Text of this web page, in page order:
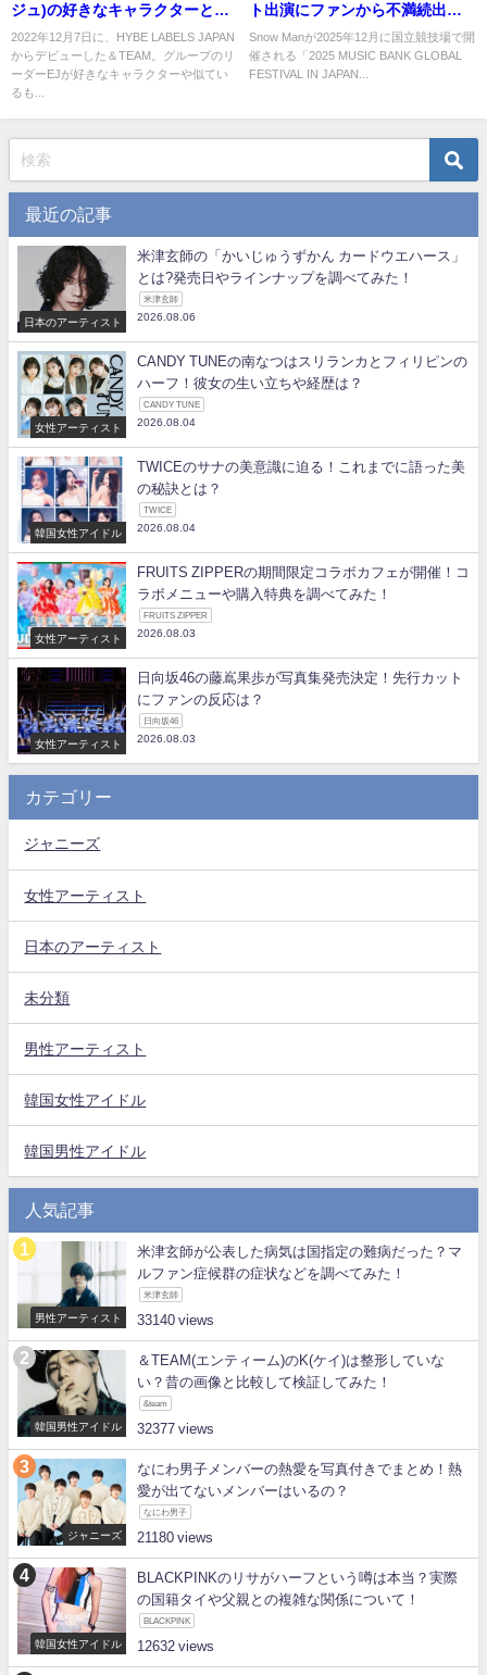
ジュ)の好きなキャラクターと似
てるキャラクターはまさかの一
緒！？ポニョと実際比べてみ
た！
2022年12月7日に、HYBE LABELS JAPAN
からデビューした＆TEAM。グループのリ
ーダーEJが好きなキャラクターや似てい
るも...
ト出演にファンから不満続出？
理由は？
Snow Manが2025年12月に国立競技場で開
催される「2025 MUSIC BANK GLOBAL
FESTIVAL IN JAPAN...
最近の記事
日本のアーティスト
米津玄師の「かいじゅうずかん カードウエハース」
とは?発売日やラインナップを調べてみた！
米津玄師
2026.08.06
女性アーティスト
CANDY TUNEの南なつはスリランカとフィリピンの
ハーフ！彼女の生い立ちや経歴は？
CANDY TUNE
2026.08.04
韓国女性アイドル
TWICEのサナの美意識に迫る！これまでに語った美
の秘訣とは？
TWICE
2026.08.04
女性アーティスト
FRUITS ZIPPERの期間限定コラボカフェが開催！コ
ラボメニューや購入特典を調べてみた！
FRUITS ZIPPER
2026.08.03
女性アーティスト
日向坂46の藤嶌果歩が写真集発売決定！先行カット
にファンの反応は？
日向坂46
2026.08.03
カテゴリー
ジャニーズ
女性アーティスト
日本のアーティスト
未分類
男性アーティスト
韓国女性アイドル
韓国男性アイドル
人気記事
男性アーティスト
米津玄師が公表した病気は国指定の難病だった？マ
ルファン症候群の症状などを調べてみた！
米津玄師
33140
韓国男性アイドル
＆TEAM(エンティーム)のK(ケイ)は整形していな
い？昔の画像と比較して検証してみた！
&team
32377
ジャニーズ
なにわ男子メンバーの熱愛を写真付きでまとめ！熱
愛が出てないメンバーはいるの？
なにわ男子
21180
韓国女性アイドル
BLACKPINKのリサがハーフという噂は本当？実際
の国籍タイや父親との複雑な関係について！
BLACKPINK
12632